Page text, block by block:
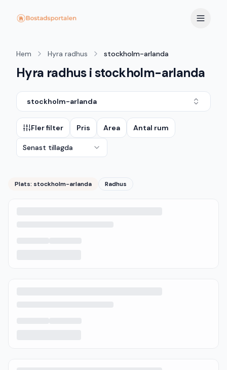
Hem Hyra radhus stockholm-arlanda
Hyra radhus i stockholm-arlanda
stockholm-arlanda
Fler filter Pris Area Antal rum
Senast tillagda
Plats: stockholm-arlanda Radhus